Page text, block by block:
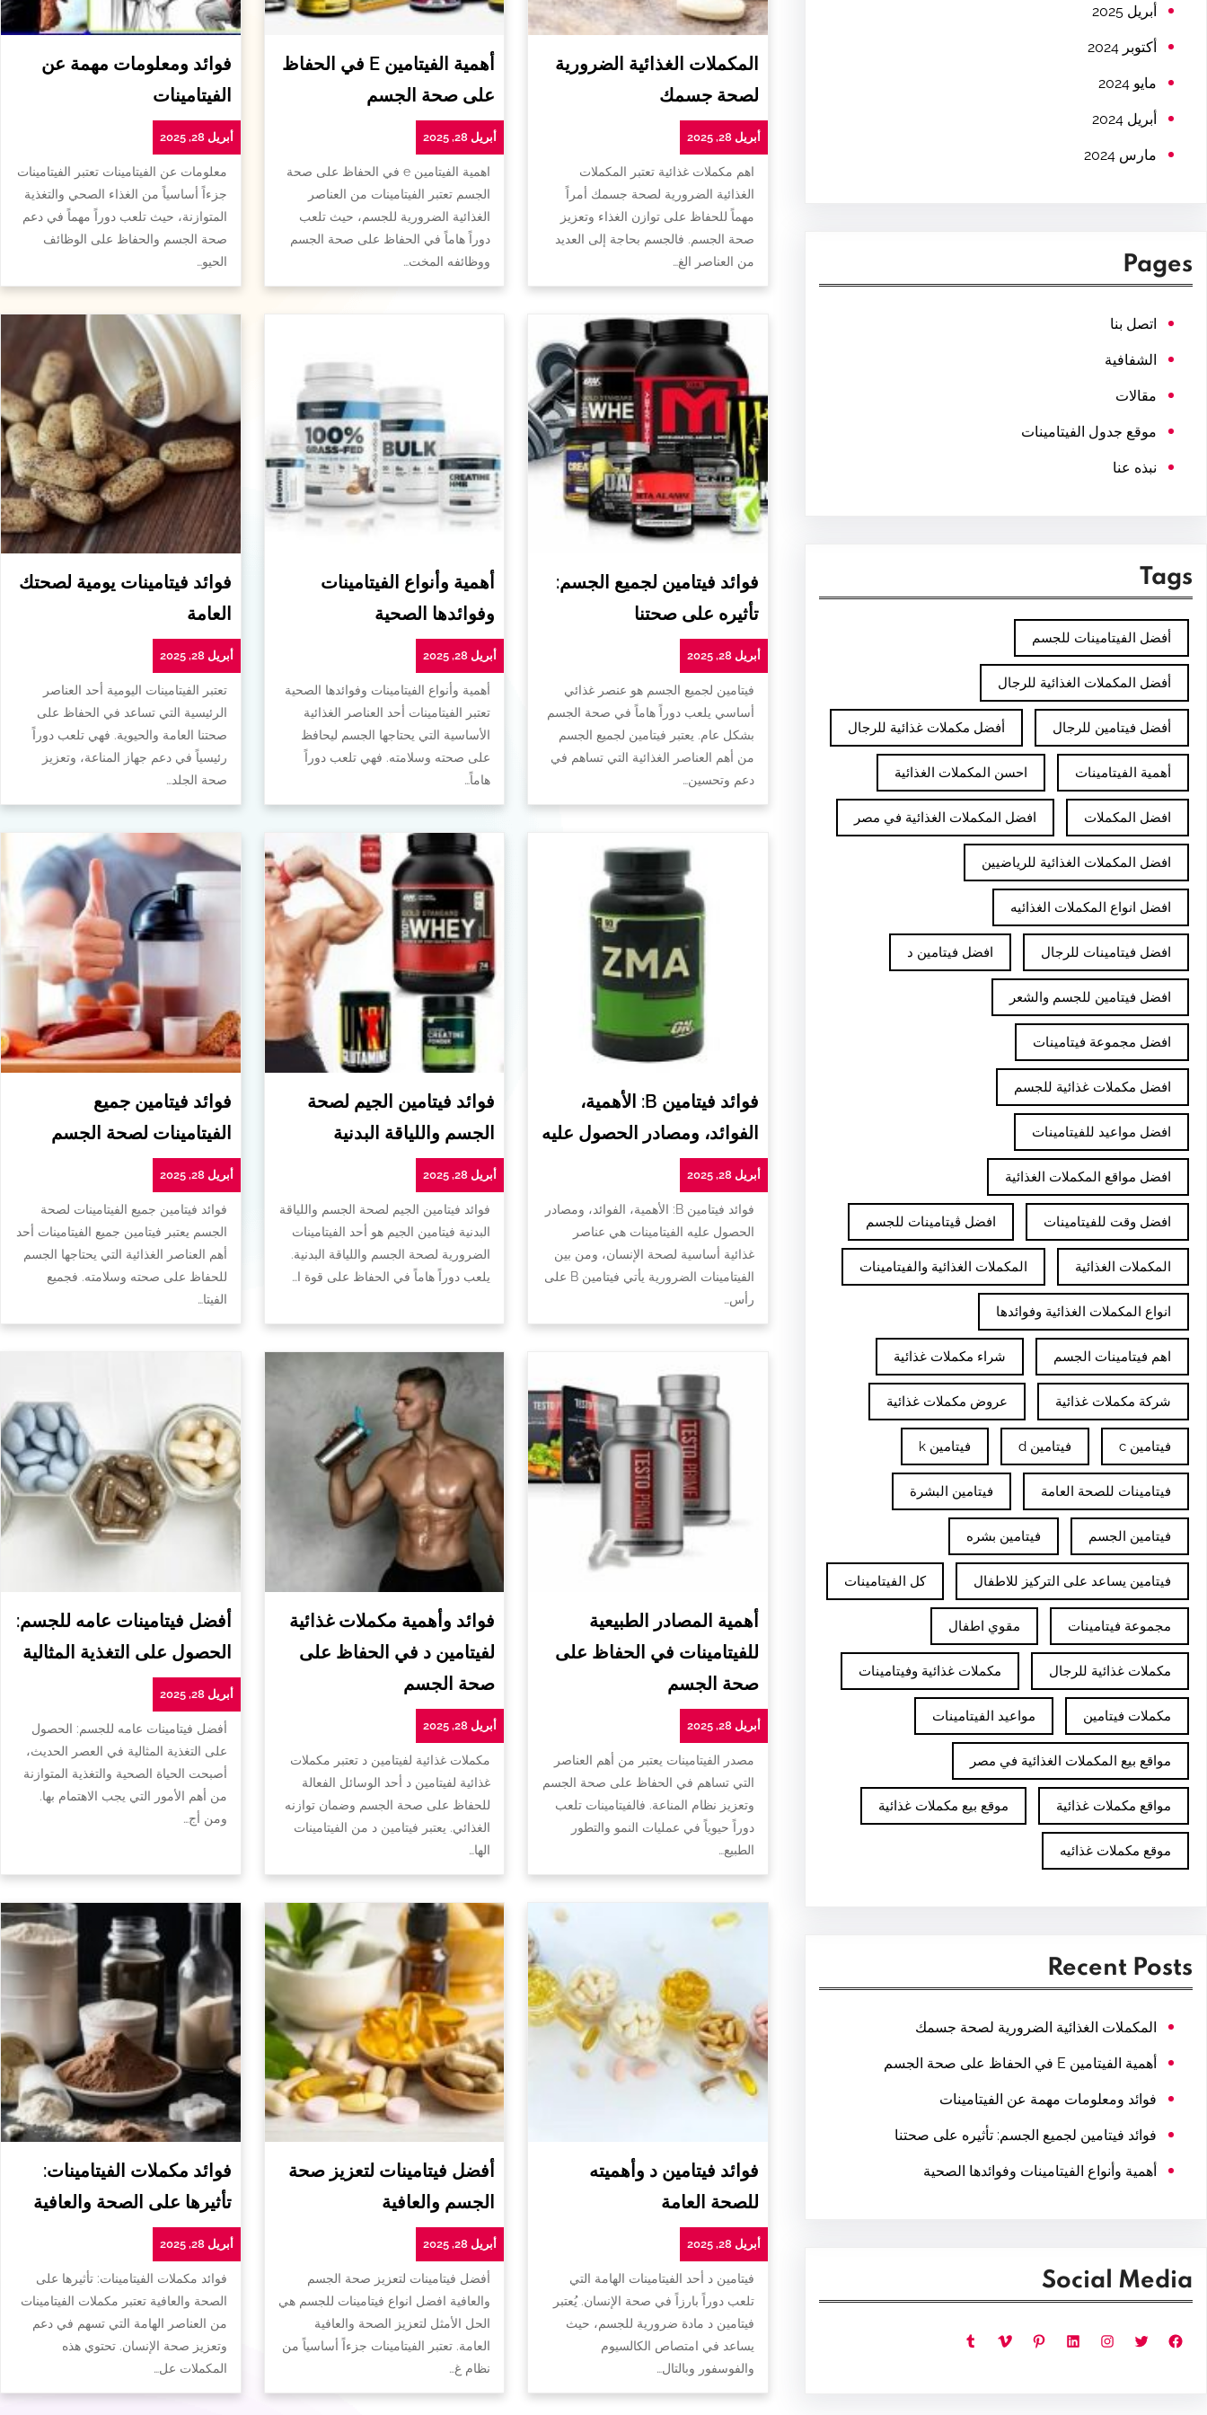
أبريل 2025
أكتوبر 2024
مايو 2024
أبريل 2024
مارس 2024
Pages
اتصل بنا
الشفافية
مقالات
موقع جدول الفيتامينات
نبذه عنا
Tags
أفضل الفيتامينات للجسم
أفضل المكملات الغذائية للرجال
أفضل فيتامين للرجال أفضل مكملات غذائية للرجال
أهمية الفيتامينات احسن المكملات الغذائية
افضل المكملات افضل المكملات الغذائية في مصر
افضل المكملات الغذائية للرياضيين
افضل انواع المكملات الغذائيه
افضل فيتامينات للرجال افضل فيتامين د
افضل فيتامين للجسم والشعر
افضل مجموعة فيتامينات
افضل مكملات غذائية للجسم
افضل مواعيد للفيتامينات
افضل مواقع المكملات الغذائية
افضل وقت للفيتامينات افضل ڤيتامينات للجسم
المكملات الغذائية المكملات الغذائية والفيتامينات
انواع المكملات الغذائية وفوائدها
اهم فيتامينات الجسم شراء مكملات غذائية
شركة مكملات غذائية عروض مكملات غذائية
فيتامين c فيتامين d فيتامين k
فيتامينات للصحة العامة فيتامين البشرة
فيتامين الجسم فيتامين بشره
فيتامين يساعد على التركيز للاطفال كل الفيتامينات
مجموعة فيتامينات مقوي اطفال
مكملات غذائية للرجال مكملات غذائية وفيتامينات
مكملات فيتامين مواعيد الفيتامينات
مواقع بيع المكملات الغذائية في مصر
مواقع مكملات غذائية موقع بيع مكملات غذائية
موقع مكملات غذائيه
Recent Posts
المكملات الغذائية الضرورية لصحة جسمك
أهمية الفيتامين E في الحفاظ على صحة الجسم
فوائد ومعلومات مهمة عن الفيتامينات
فوائد فيتامين لجميع الجسم: تأثيره على صحتنا
أهمية وأنواع الفيتامينات وفوائدها الصحية
Social Media
فيسبوك تويتر إنستجرام لينكد إن بينتريست فيميو تمبلر
المكملات الغذائية الضرورية
لصحة جسمك
أبريل 28, 2025
اهم مكملات غذائية تعتبر المكملات
الغذائية الضرورية لصحة جسمك أمراً
مهماً للحفاظ على توازن الغذاء وتعزيز
صحة الجسم. فالجسم بحاجة إلى العديد
من العناصر الغ…
أهمية الفيتامين E في الحفاظ
على صحة الجسم
أبريل 28, 2025
اهمية الفيتامين e في الحفاظ على صحة
الجسم تعتبر الفيتامينات من العناصر
الغذائية الضرورية للجسم، حيث تلعب
دوراً هاماً في الحفاظ على صحة الجسم
ووظائفه المخت…
فوائد ومعلومات مهمة عن
الفيتامينات
أبريل 28, 2025
معلومات عن الفيتامينات تعتبر الفيتامينات
جزءاً أساسياً من الغذاء الصحي والتغذية
المتوازنة، حيث تلعب دوراً مهماً في دعم
صحة الجسم والحفاظ على الوظائف
الحيو…
فوائد فيتامين لجميع الجسم:
تأثيره على صحتنا
أبريل 28, 2025
فيتامين لجميع الجسم هو عنصر غذائي
أساسي يلعب دوراً هاماً في صحة الجسم
بشكل عام. يعتبر فيتامين لجميع الجسم
من أهم العناصر الغذائية التي تساهم في
دعم وتحسين…
أهمية وأنواع الفيتامينات
وفوائدها الصحية
أبريل 28, 2025
أهمية وأنواع الفيتامينات وفوائدها الصحية
تعتبر الفيتامينات أحد العناصر الغذائية
الأساسية التي يحتاجها الجسم ليحافظ
على صحته وسلامته. فهي تلعب دوراً
هاماً…
فوائد فيتامينات يومية لصحتك
العامة
أبريل 28, 2025
تعتبر الفيتامينات اليومية أحد العناصر
الرئيسية التي تساعد في الحفاظ على
صحتنا العامة والحيوية. فهي تلعب دوراً
رئيسياً في دعم جهاز المناعة، وتعزيز
صحة الجلد…
فوائد فيتامين B: الأهمية،
الفوائد، ومصادر الحصول عليه
أبريل 28, 2025
فوائد فيتامين B: الأهمية، الفوائد، ومصادر
الحصول عليه الفيتامينات هي عناصر
غذائية أساسية لصحة الإنسان، ومن بين
الفيتامينات الضرورية يأتي فيتامين B على
رأس…
فوائد فيتامين الجيم لصحة
الجسم واللياقة البدنية
أبريل 28, 2025
فوائد فيتامين الجيم لصحة الجسم واللياقة
البدنية فيتامين الجيم هو أحد الفيتامينات
الضرورية لصحة الجسم واللياقة البدنية.
يلعب دوراً هاماً في الحفاظ على قوة ا…
فوائد فيتامين جميع
الفيتامينات لصحة الجسم
أبريل 28, 2025
فوائد فيتامين جميع الفيتامينات لصحة
الجسم يعتبر فيتامين جميع الفيتامينات أحد
أهم العناصر الغذائية التي يحتاجها الجسم
للحفاظ على صحته وسلامته. فجميع
الفيتا…
أهمية المصادر الطبيعية
للفيتامينات في الحفاظ على
صحة الجسم
أبريل 28, 2025
مصدر الفيتامينات يعتبر من أهم العناصر
التي تساهم في الحفاظ على صحة الجسم
وتعزيز نظام المناعة. فالفيتامينات تلعب
دوراً حيوياً في عمليات النمو والتطور
الطبيع…
فوائد وأهمية مكملات غذائية
لفيتامين د في الحفاظ على
صحة الجسم
أبريل 28, 2025
مكملات غذائية لفيتامين د تعتبر مكملات
غذائية لفيتامين د أحد الوسائل الفعالة
للحفاظ على صحة الجسم وضمان توازنه
الغذائي. يعتبر فيتامين د من الفيتامينات
الها…
أفضل فيتامينات عامه للجسم:
الحصول على التغذية المثالية
أبريل 28, 2025
أفضل فيتامينات عامه للجسم: الحصول
على التغذية المثالية في العصر الحديث،
أصبحت الحياة الصحية والتغذية المتوازنة
من أهم الأمور التي يجب الاهتمام بها.
ومن أج…
فوائد فيتامين د وأهميته
للصحة العامة
أبريل 28, 2025
فيتامين د أحد الفيتامينات الهامة التي
تلعب دوراً بارزاً في صحة الإنسان. يُعتبر
فيتامين د مادة ضرورية للجسم، حيث
يساعد في امتصاص الكالسيوم
والفوسفور وبالتال…
أفضل فيتامينات لتعزيز صحة
الجسم والعافية
أبريل 28, 2025
أفضل فيتامينات لتعزيز صحة الجسم
والعافية افضل انواع فيتامينات للجسم هي
الحل الأمثل لتعزيز الصحة والعافية
العامة. تعتبر الفيتامينات جزءاً أساسياً من
نظام غ…
فوائد مكملات الفيتامينات:
تأثيرها على الصحة والعافية
أبريل 28, 2025
فوائد مكملات الفيتامينات: تأثيرها على
الصحة والعافية تعتبر مكملات الفيتامينات
من العناصر الهامة التي تسهم في دعم
وتعزيز صحة الإنسان. تحتوي هذه
المكملات عل…